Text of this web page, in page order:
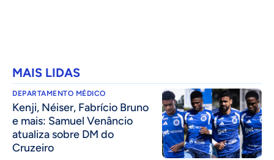
MAIS LIDAS
DEPARTAMENTO MÉDICO
Kenji, Néiser, Fabrício Bruno
e mais: Samuel Venâncio
atualiza sobre DM do
Cruzeiro